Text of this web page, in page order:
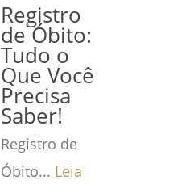
Registro
de Óbito:
Tudo o
Que Você
Precisa
Saber!
Registro de
Óbito... Leia